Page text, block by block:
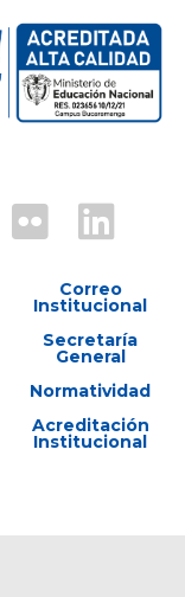
Correo
Institucional
Secretaría
General
Normatividad
Acreditación
Institucional